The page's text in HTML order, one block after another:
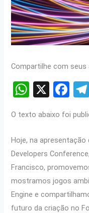
Compartilhe com seus
W
at
s
A
p
p
X
F
ce
b
o
o
k
O texto abaixo foi
Hoje, na
Developers
Francisco,
mostramos jogos
Engine e
futuro da criação no